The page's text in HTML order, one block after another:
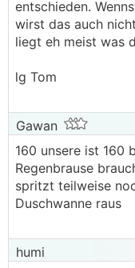
entschieden.
wirst das auch
liegt eh meist was
lg Tom
Gawan
160 unsere ist 160
Regenbrause
spritzt teilweise
Duschwanne raus
humi